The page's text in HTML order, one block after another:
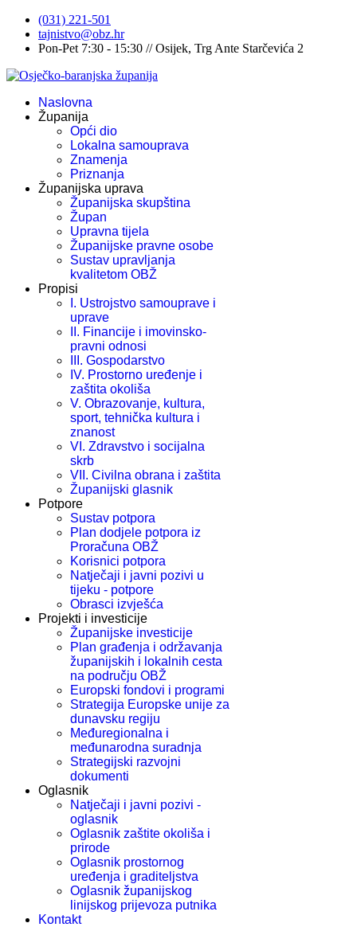
(031) 221-501
tajnistvo@obz.hr
Pon-Pet 7:30 - 15:30 // Osijek, Trg Ante Starčevića 2
Naslovna
Županija
Opći dio
Lokalna samouprava
Znamenja
Priznanja
Županijska uprava
Županijska skupština
Župan
Upravna tijela
Županijske pravne osobe
Sustav upravljanja
kvalitetom OBŽ
Propisi
I. Ustrojstvo samouprave i
uprave
II. Financije i imovinsko-
pravni odnosi
III. Gospodarstvo
IV. Prostorno uređenje i
zaštita okoliša
V. Obrazovanje, kultura,
sport, tehnička kultura i
znanost
VI. Zdravstvo i socijalna
skrb
VII. Civilna obrana i zaštita
Županijski glasnik
Potpore
Sustav potpora
Plan dodjele potpora iz
Proračuna OBŽ
Korisnici potpora
Natječaji i javni pozivi u
tijeku - potpore
Obrasci izvješća
Projekti i investicije
Županijske investicije
Plan građenja i održavanja
županijskih i lokalnih cesta
na području OBŽ
Europski fondovi i programi
Strategija Europske unije za
dunavsku regiju
Međuregionalna i
međunarodna suradnja
Strategijski razvojni
dokumenti
Oglasnik
Natječaji i javni pozivi -
oglasnik
Oglasnik zaštite okoliša i
prirode
Oglasnik prostornog
uređenja i graditeljstva
Oglasnik županijskog
linijskog prijevoza putnika
Kontakt